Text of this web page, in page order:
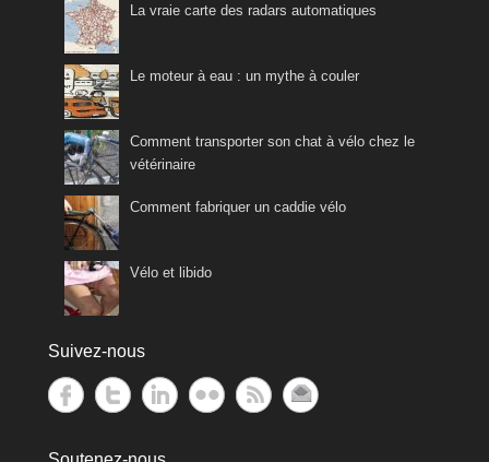
La vraie carte des radars automatiques
Le moteur à eau : un mythe à couler
Comment transporter son chat à vélo chez le
vétérinaire
Comment fabriquer un caddie vélo
Vélo et libido
Suivez-nous